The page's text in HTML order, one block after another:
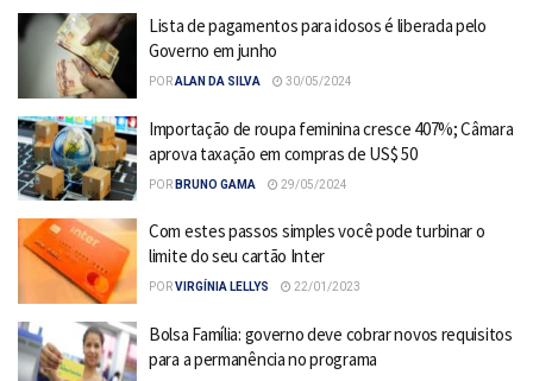
Lista de pagamentos para idosos é liberada pelo
Governo em junho
PORALAN DA SILVA 30/05/2024
Importação de roupa feminina cresce 407%; Câmara
aprova taxação em compras de US$ 50
POR BRUNO GAMA 29/05/2024
Com estes passos simples você pode turbinar o
limite do seu cartão Inter
PORVIRGÍNIA LELLYS 22/01/2023
Bolsa Família: governo deve cobrar novos requisitos
para a permanência no programa